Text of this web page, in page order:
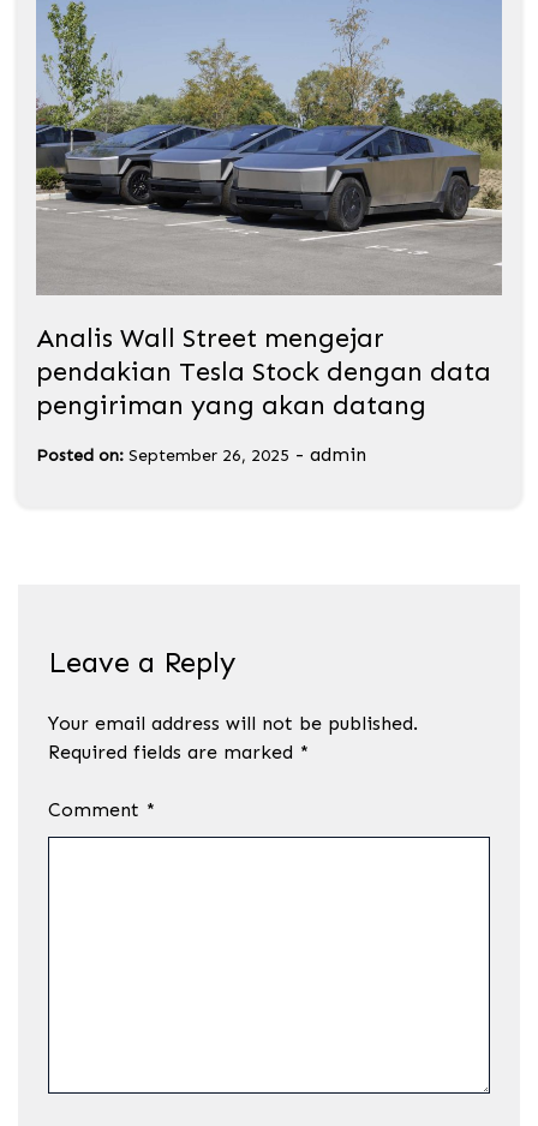
Analis Wall Street mengejar
pendakian Tesla Stock dengan data
pengiriman yang akan datang
Posted on: September 26, 2025 - admin
Leave a Reply
Your email address will not be published.
Required fields are marked *
Comment *